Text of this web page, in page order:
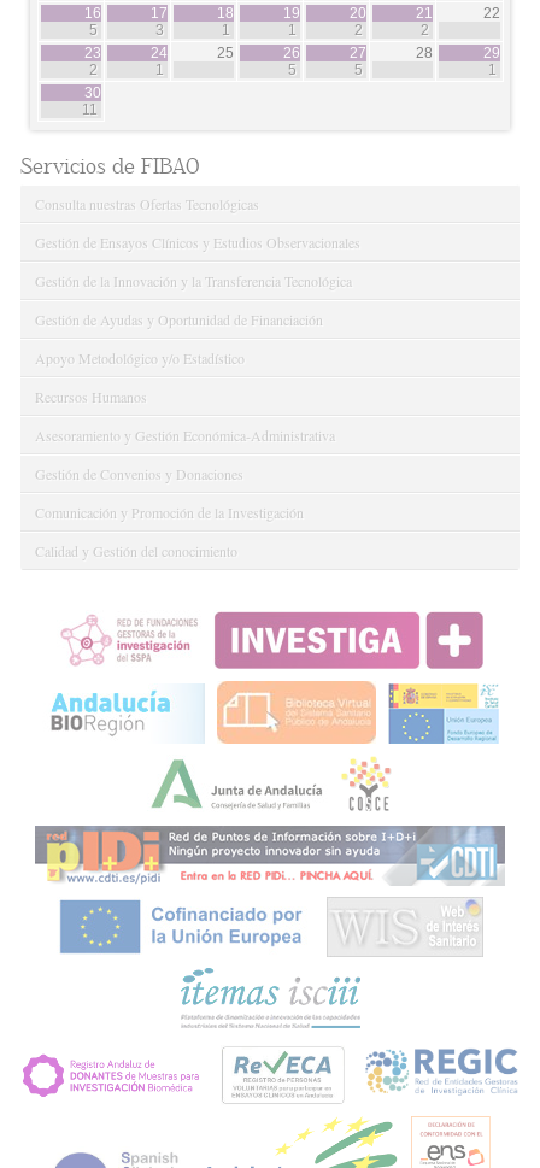
16
5
17
3
18
1
19
1
20
2
21
2
22
23
2
24
1
25
26
5
27
5
28
29
1
30
11
Servicios de FIBAO
Consulta nuestras Ofertas Tecnológicas
Gestión de Ensayos Clínicos y Estudios Observacionales
Gestión de la Innovación y la Transferencia Tecnológica
Gestión de Ayudas y Oportunidad de Financiación
Apoyo Metodológico y/o Estadístico
Recursos Humanos
Asesoramiento y Gestión Económica-Administrativa
Gestión de Convenios y Donaciones
Comunicación y Promoción de la Investigación
Calidad y Gestión del conocimiento